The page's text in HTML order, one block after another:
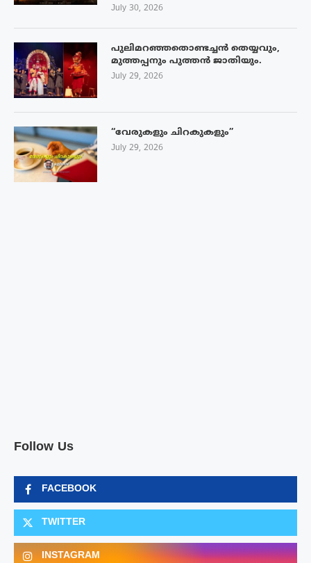
July 30, 2026
പുലിമറഞ്ഞതൊണ്ടച്ചൻ തെയ്യവും,
മുത്തപ്പനും പുത്തൻ ജാതിയും.
July 29, 2026
“വേരുകളും ചിറകുകളും”
July 29, 2026
Follow Us
FACEBOOK
TWITTER
INSTAGRAM